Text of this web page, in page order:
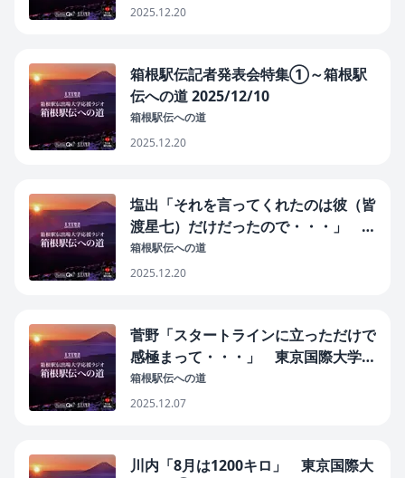
2025.12.20
箱根駅伝記者発表会特集➀～箱根駅
伝への道 2025/12/10
箱根駅伝への道
2025.12.20
塩出「それを言ってくれたのは彼（皆
渡星七）だけだったので・・・」 青
山学院大学特集～箱根駅伝への道
2025/12/9
箱根駅伝への道
2025.12.20
菅野「スタートラインに立っただけで
感極まって・・・」 東京国際大学特
集②～箱根駅伝への道 2025/12/5
箱根駅伝への道
2025.12.07
川内「8月は1200キロ」 東京国際大